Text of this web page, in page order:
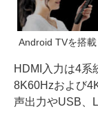
Android TVを搭載
HDMI入力は4系
8K60Hzおよび
声出力やUSB、